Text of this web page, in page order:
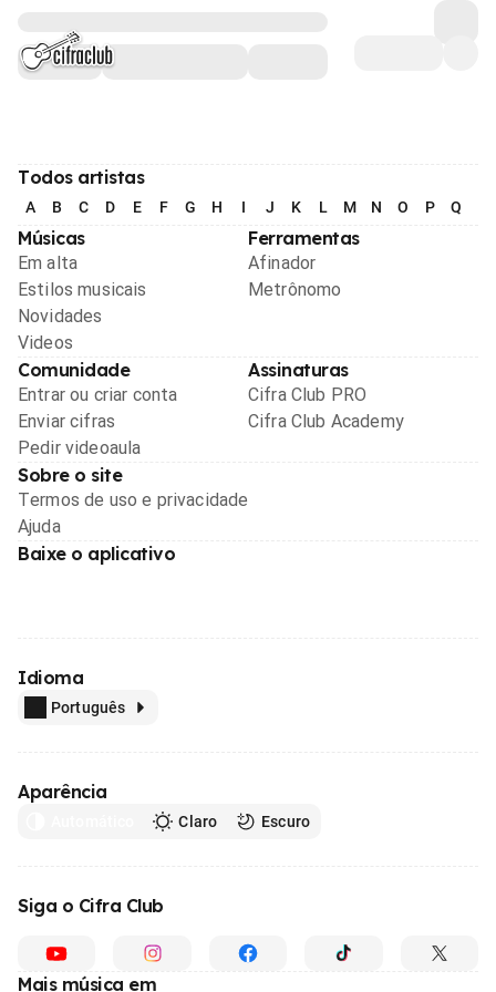
Todos artistas
A B C D E F G H I J K L M N O P Q
Músicas
Em alta
Estilos musicais
Novidades
Videos
Ferramentas
Afinador
Metrônomo
Comunidade
Entrar ou criar conta
Enviar cifras
Pedir videoaula
Assinaturas
Cifra Club PRO
Cifra Club Academy
Sobre o site
Termos de uso e privacidade
Ajuda
Baixe o aplicativo
Idioma
Português
Aparência
Claro Escuro
Siga o Cifra Club
Mais música em